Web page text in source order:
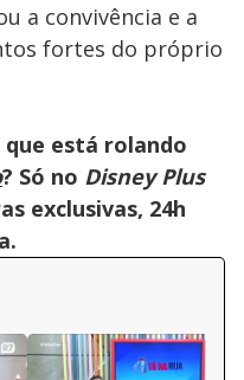
a convivência e a
fortes do próprio
está rolando
? Só no Disney Plus
exclusivas, 24h